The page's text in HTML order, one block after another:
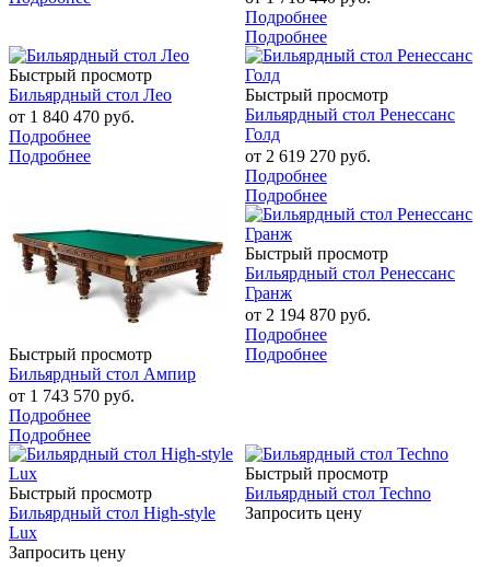
Подробнее
Подробнее
Быстрый просмотр
Бильярдный стол Лео
от 1 840 470 руб.
Подробнее
Подробнее
Быстрый просмотр
Бильярдный стол Ренессанс
Голд
от 2 619 270 руб.
Подробнее
Подробнее
Быстрый просмотр
Бильярдный стол Ампир
от 1 743 570 руб.
Подробнее
Подробнее
Быстрый просмотр
Бильярдный стол Ренессанс
Гранж
от 2 194 870 руб.
Подробнее
Подробнее
Быстрый просмотр
Бильярдный стол High-style
Lux
Запросить цену
Быстрый просмотр
Бильярдный стол Techno
Запросить цену